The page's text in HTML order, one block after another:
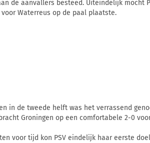
de aanvallers besteed. Uiteindelijk mocht
Waterreus op de paal plaatste.
in de tweede helft was het verrassend
Groningen op een comfortabele 2-0
voor tijd kon PSV eindelijk haar eerste